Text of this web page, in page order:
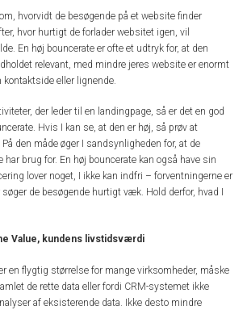
hvorvidt de besøgende på et website finder
hvor hurtigt de forlader websitet igen, vil
En høj bouncerate er ofte et udtryk for, at den
relevant, med mindre jeres website er enormt
kontaktside eller lignende.
der leder til en landingpage, så er det en god
Hvis I kan se, at den er høj, så prøv at
den måde øger I sandsynligheden for, at de
har brug for. En høj bouncerate kan også have sin
lover noget, I ikke kan indfri – forventningerne er
de besøgende hurtigt væk. Hold derfor, hvad I
Value, kundens livstidsværdi
en flygtig størrelse for mange virksomheder, måske
de rette data eller fordi CRM-systemet ikke
af eksisterende data. Ikke desto mindre